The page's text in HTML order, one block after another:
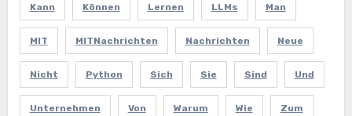
Kann Können Lernen LLMs Man
MIT MITNachrichten Nachrichten Neue
Nicht Python Sich Sie Sind Und
Unternehmen Von Warum Wie Zum